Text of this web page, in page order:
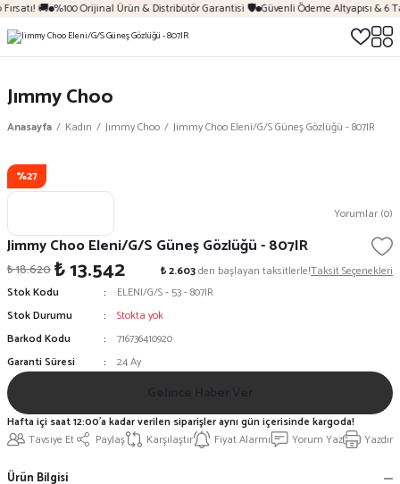
🚚 %100 Orijinal Ürün & Distribütör Garantisi 🛡️ Güvenli Ödeme Altyapısı & 6
Jımmy Choo
Anasayfa Kadın Jımmy Choo Jimmy Choo Eleni/G/S Güneş Gözlüğü - 807IR
%27
Yorumlar (0)
Jimmy Choo Eleni/G/S Güneş Gözlüğü - 807IR
₺ 18.620₺ 13.542 ₺ 2.603den başlayan taksitlerle!Taksit Seçenekleri
Stok Kodu
ELENI/G/S - 53 - 807IR
Stok Durumu
Stokta yok
Barkod Kodu
716736410920
Garanti Süresi
24 Ay
Tavsiye Et Paylaş Karşılaştır Fiyat Alarmı Yorum Yaz Yazdır
Hafta içi saat 12:00'a kadar verilen siparişler aynı gün içerisinde kargoda!
Ürün Bilgisi